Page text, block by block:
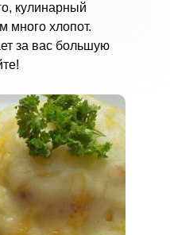
кулинарный
много хлопот.
за вас большую